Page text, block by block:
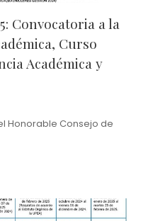
Convocatoria a la
Curso
Académica y
Honorable Consejo de